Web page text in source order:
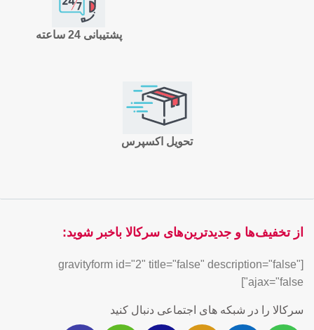
پشتیبانی 24 ساعته
تحویل اکسپرس
از تخفیف‌ها و جدیدترین‌های سرکالا باخبر شوید:
[gravityform id="2" title="false" description="false"
ajax="false"]
سرکالا را در شبکه های اجتماعی دنبال کنید